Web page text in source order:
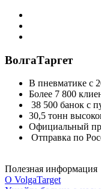
ВолгаТаргет
В пневматике с
Более 7 800
38 500 банок с
30,5 тонн
Официальный
Отправка по
Полезная информация
О VolgaTarget